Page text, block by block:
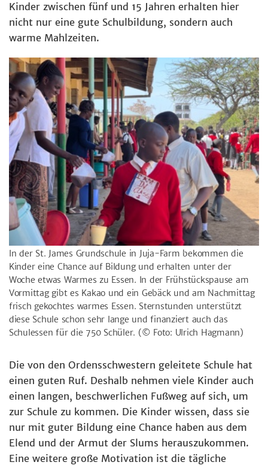
Kinder zwischen fünf und 15 Jahren erhalten hier
nicht nur eine gute Schulbildung, sondern auch
warme Mahlzeiten.
In der St. James Grundschule in Juja-Farm bekommen die
Kinder eine Chance auf Bildung und erhalten unter der
Woche etwas Warmes zu Essen. In der Frühstückspause am
Vormittag gibt es Kakao und ein Gebäck und am Nachmittag
frisch gekochtes warmes Essen. Sternstunden unterstützt
diese Schule schon sehr lange und finanziert auch das
Schulessen für die 750 Schüler. (© Foto: Ulrich Hagmann)
Die von den Ordensschwestern geleitete Schule hat
einen guten Ruf. Deshalb nehmen viele Kinder auch
einen langen, beschwerlichen Fußweg auf sich, um
zur Schule zu kommen. Die Kinder wissen, dass sie
nur mit guter Bildung eine Chance haben aus dem
Elend und der Armut der Slums herauszukommen.
Eine weitere große Motivation ist die tägliche